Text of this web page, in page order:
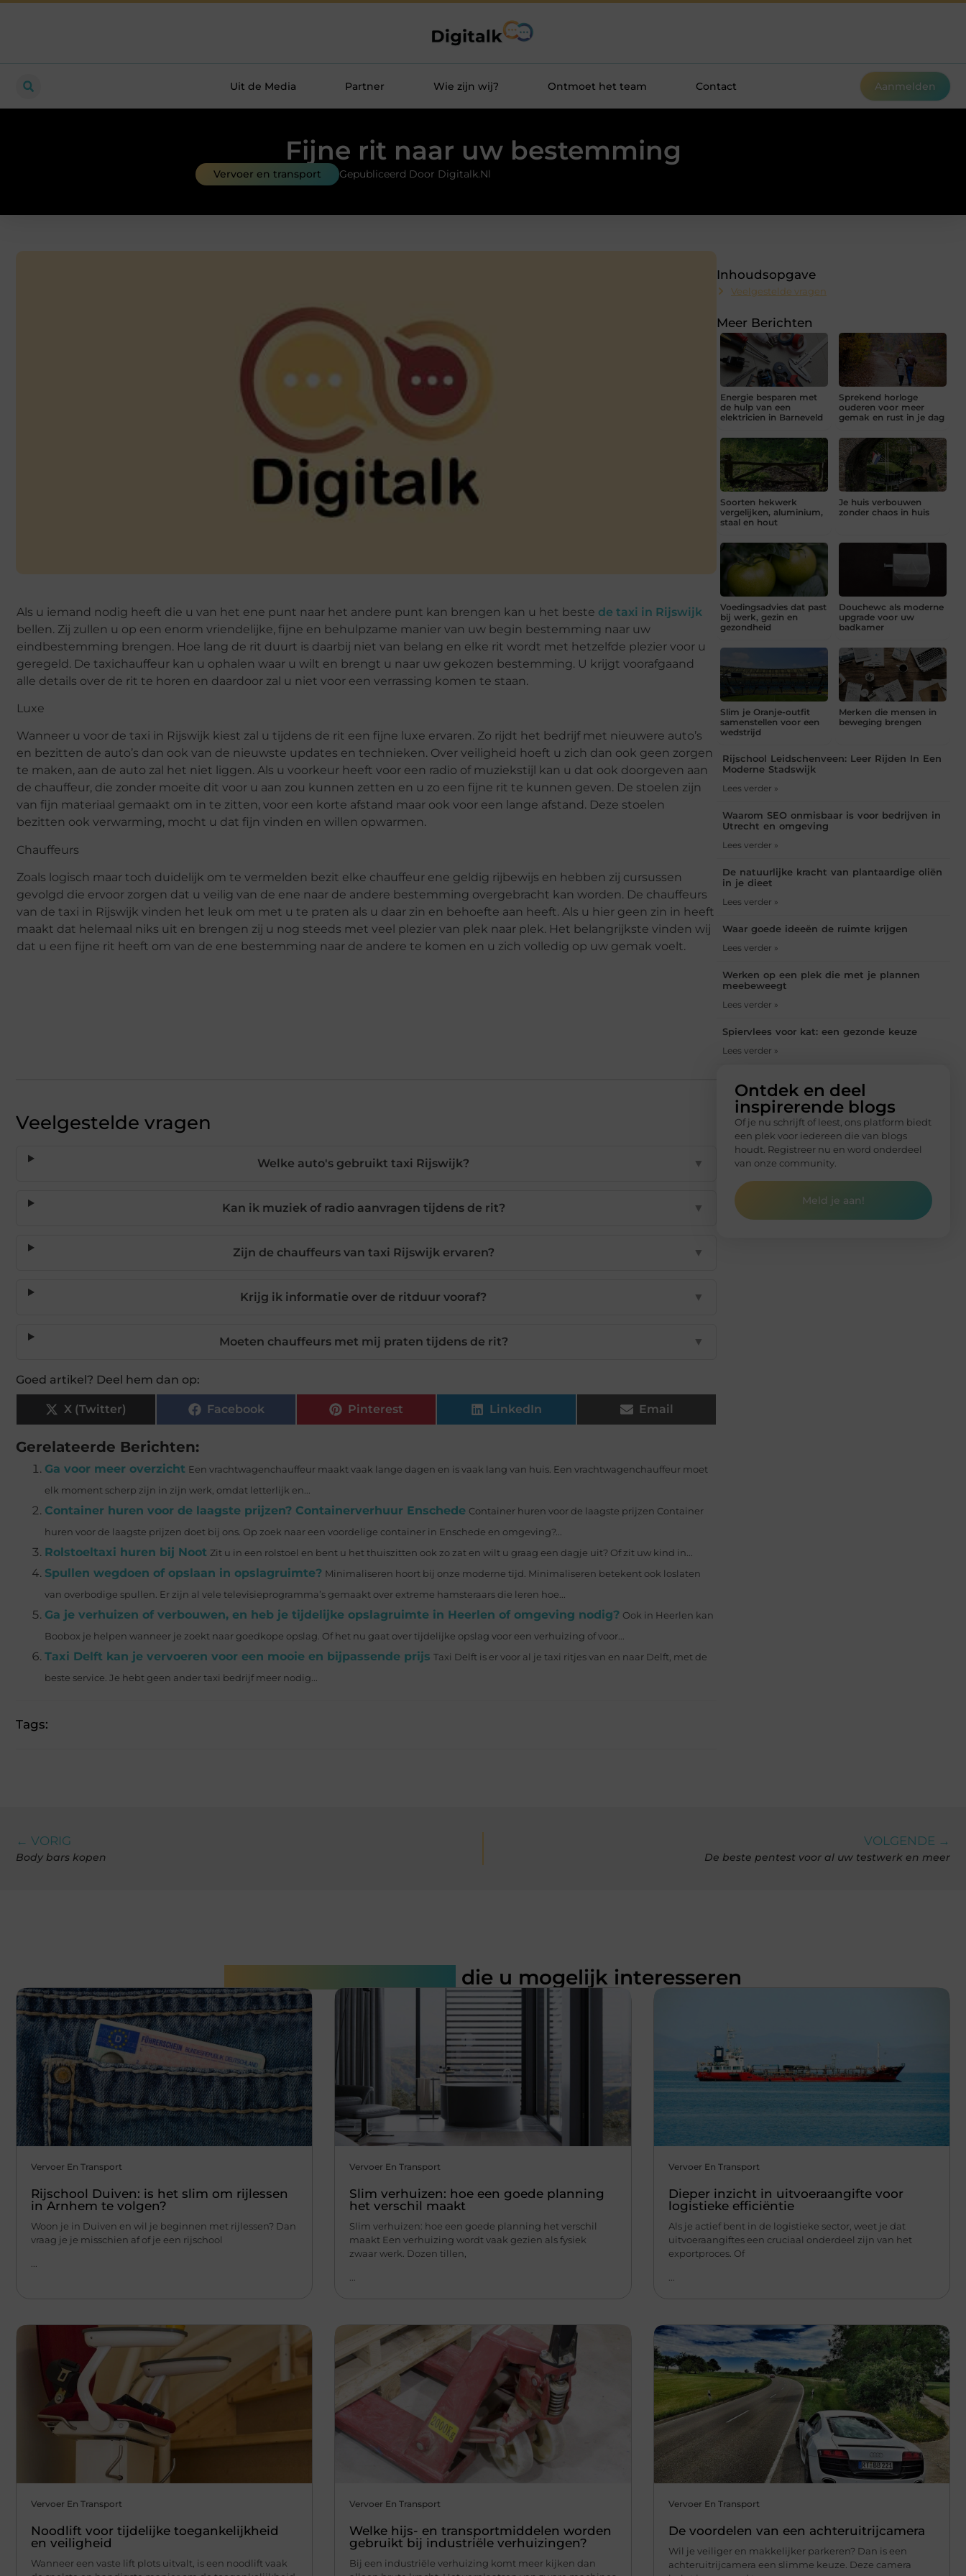
Uit de Media Partner Wie zijn wij? Ontmoet het team Contact Aanmelden
Fijne rit naar uw bestemming
Vervoer en transport Gepubliceerd Door Digitalk.nl
Als u iemand nodig heeft die u van het ene punt naar het andere punt kan brengen kan u het beste de taxi in Rijswijk
bellen. Zij zullen u op een enorm vriendelijke, fijne en behulpzame manier van uw begin bestemming naar uw
eindbestemming brengen. Hoe lang de rit duurt is daarbij niet van belang en elke rit wordt met hetzelfde plezier voor u
geregeld. De taxichauffeur kan u ophalen waar u wilt en brengt u naar uw gekozen bestemming. U krijgt voorafgaand
alle details over de rit te horen en daardoor zal u niet voor een verrassing komen te staan.
Luxe
Wanneer u voor de taxi in Rijswijk kiest zal u tijdens de rit een fijne luxe ervaren. Zo rijdt het bedrijf met nieuwere auto’s
en bezitten de auto’s dan ook van de nieuwste updates en technieken. Over veiligheid hoeft u zich dan ook geen zorgen
te maken, aan de auto zal het niet liggen. Als u voorkeur heeft voor een radio of muziekstijl kan u dat ook doorgeven aan
de chauffeur, die zonder moeite dit voor u aan zou kunnen zetten en u zo een fijne rit te kunnen geven. De stoelen zijn
van fijn materiaal gemaakt om in te zitten, voor een korte afstand maar ook voor een lange afstand. Deze stoelen
bezitten ook verwarming, mocht u dat fijn vinden en willen opwarmen.
Chauffeurs
Zoals logisch maar toch duidelijk om te vermelden bezit elke chauffeur ene geldig rijbewijs en hebben zij cursussen
gevolgd die ervoor zorgen dat u veilig van de ene naar de andere bestemming overgebracht kan worden. De chauffeurs
van de taxi in Rijswijk vinden het leuk om met u te praten als u daar zin en behoefte aan heeft. Als u hier geen zin in heeft
maakt dat helemaal niks uit en brengen zij u nog steeds met veel plezier van plek naar plek. Het belangrijkste vinden wij
dat u een fijne rit heeft om van de ene bestemming naar de andere te komen en u zich volledig op uw gemak voelt.
Veelgestelde vragen
Welke auto's gebruikt taxi Rijswijk? ▼
Kan ik muziek of radio aanvragen tijdens de rit? ▼
Zijn de chauffeurs van taxi Rijswijk ervaren? ▼
Krijg ik informatie over de ritduur vooraf? ▼
Moeten chauffeurs met mij praten tijdens de rit? ▼
Goed artikel? Deel hem dan op:
X (Twitter) Facebook Pinterest LinkedIn Email
Gerelateerde Berichten:
Ga voor meer overzicht Een vrachtwagenchauffeur maakt vaak lange dagen en is vaak lang van huis. Een vrachtwagenchauffeur moet
elk moment scherp zijn in zijn werk, omdat letterlijk en...
Container huren voor de laagste prijzen? Containerverhuur Enschede Container huren voor de laagste prijzen Container
huren voor de laagste prijzen doet bij ons. Op zoek naar een voordelige container in Enschede en omgeving?...
Rolstoeltaxi huren bij Noot Zit u in een rolstoel en bent u het thuiszitten ook zo zat en wilt u graag een dagje uit? Of zit uw kind in...
Spullen wegdoen of opslaan in opslagruimte? Minimaliseren hoort bij onze moderne tijd. Minimaliseren betekent ook loslaten
van overbodige spullen. Er zijn al vele televisieprogramma’s gemaakt over extreme hamsteraars die leren hoe...
Ga je verhuizen of verbouwen, en heb je tijdelijke opslagruimte in Heerlen of omgeving nodig? Ook in Heerlen kan
Boobox je helpen wanneer je zoekt naar goedkope opslag. Of het nu gaat over tijdelijke opslag voor een verhuizing of voor...
Taxi Delft kan je vervoeren voor een mooie en bijpassende prijs Taxi Delft is er voor al je taxi ritjes van en naar Delft, met de
beste service. Je hebt geen ander taxi bedrijf meer nodig...
Tags:
Inhoudsopgave
Veelgestelde vragen
Meer Berichten
Energie besparen met
de hulp van een
elektricien in Barneveld
Sprekend horloge
ouderen voor meer
gemak en rust in je dag
Soorten hekwerk
vergelijken, aluminium,
staal en hout
Je huis verbouwen
zonder chaos in huis
Voedingsadvies dat past
bij werk, gezin en
gezondheid
Douchewc als moderne
upgrade voor uw
badkamer
Slim je Oranje-outfit
samenstellen voor een
wedstrijd
Merken die mensen in
beweging brengen
Rijschool Leidschenveen: Leer Rijden In Een
Moderne Stadswijk
Lees verder »
Waarom SEO onmisbaar is voor bedrijven in
Utrecht en omgeving
Lees verder »
De natuurlijke kracht van plantaardige oliën
in je dieet
Lees verder »
Waar goede ideeën de ruimte krijgen
Lees verder »
Werken op een plek die met je plannen
meebeweegt
Lees verder »
Spiervlees voor kat: een gezonde keuze
Lees verder »
Ontdek en deel
inspirerende blogs
Of je nu schrijft of leest, ons platform biedt
een plek voor iedereen die van blogs
houdt. Registreer nu en word onderdeel
van onze community.
Meld je aan!
← VORIG
Body bars kopen
VOLGENDE →
De beste pentest voor al uw testwerk en meer
die u mogelijk interesseren
Vervoer En Transport
Rijschool Duiven: is het slim om rijlessen
in Arnhem te volgen?
Woon je in Duiven en wil je beginnen met rijlessen? Dan
vraag je je misschien af of je een rijschool
...
Vervoer En Transport
Slim verhuizen: hoe een goede planning
het verschil maakt
Slim verhuizen: hoe een goede planning het verschil
maakt Een verhuizing wordt vaak gezien als fysiek
zwaar werk. Dozen tillen,
...
Vervoer En Transport
Dieper inzicht in uitvoeraangifte voor
logistieke efficiëntie
Als je actief bent in de logistieke sector, weet je dat
uitvoeraangiftes een cruciaal onderdeel zijn van het
exportproces. Of
...
Vervoer En Transport
Noodlift voor tijdelijke toegankelijkheid
en veiligheid
Wanneer een vaste lift plots uitvalt, is een noodlift vaak
Vervoer En Transport
Welke hijs- en transportmiddelen worden
gebruikt bij industriële verhuizingen?
Bij een industriële verhuizing komt meer kijken dan
Vervoer En Transport
De voordelen van een achteruitrijcamera
Wil je veiliger en makkelijker parkeren? Dan is een
achteruitrijcamera een slimme keuze. Deze camera